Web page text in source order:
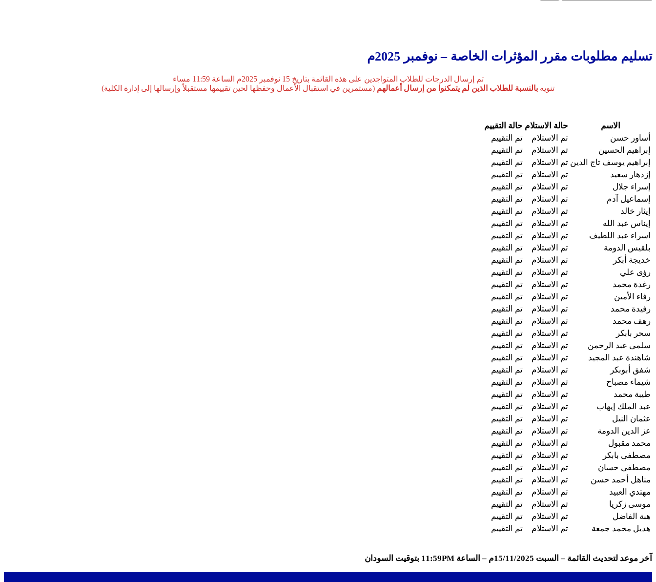
تسليم مطلوبات مقرر المؤثرات الخاصة – نوفمبر 2025م
تم إرسال الدرجات للطلاب المتواجدين على هذه القائمة بتاريخ 15 نوفمبر 2025م الساعة 11:59 مساء
تنويه بالنسبة للطلاب الذين لم يتمكنوا من إرسال أعمالهم (مستمرين في استقبال الأعمال وحفظها لحين تقييمها مستقبلاً وإرسالها إلى إدارة الكلية)
الاسم حالة الاستلام حالة التقييم
أساور حسن
تم الاستلام
تم التقييم
إبراهيم الحسين
تم الاستلام
تم التقييم
إبراهيم يوسف تاج الدين تم الاستلام
تم التقييم
إزدهار سعيد
تم الاستلام
تم التقييم
إسراء جلال
تم الاستلام
تم التقييم
إسماعيل آدم
تم الاستلام
تم التقييم
إيثار خالد
تم الاستلام
تم التقييم
إيناس عبد الله
تم الاستلام
تم التقييم
اسراء عبد اللطيف
تم الاستلام
تم التقييم
بلقيس الدومة
تم الاستلام
تم التقييم
خديجة أبكر
تم الاستلام
تم التقييم
رؤى علي
تم الاستلام
تم التقييم
رغدة محمد
تم الاستلام
تم التقييم
رفاء الأمين
تم الاستلام
تم التقييم
رفيدة محمد
تم الاستلام
تم التقييم
رهف محمد
تم الاستلام
تم التقييم
سحر بابكر
تم الاستلام
تم التقييم
سلمى عبد الرحمن
تم الاستلام
تم التقييم
شاهندة عبد المجيد
تم الاستلام
تم التقييم
شفق أبوبكر
تم الاستلام
تم التقييم
شيماء مصباح
تم الاستلام
تم التقييم
طيبة محمد
تم الاستلام
تم التقييم
عبد الملك إيهاب
تم الاستلام
تم التقييم
عثمان النيل
تم الاستلام
تم التقييم
عز الدين الدومة
تم الاستلام
تم التقييم
محمد مقبول
تم الاستلام
تم التقييم
مصطفى بابكر
تم الاستلام
تم التقييم
مصطفى حسان
تم الاستلام
تم التقييم
مناهل أحمد حسن
تم الاستلام
تم التقييم
مهتدي العبيد
تم الاستلام
تم التقييم
موسى زكريا
تم الاستلام
تم التقييم
هبة الفاضل
تم الاستلام
تم التقييم
هديل محمد جمعة
تم الاستلام تم التقييم
آخر موعد لتحديث القائمة – السبت 15/11/2025م – الساعة 11:59PM بتوقيت السودان